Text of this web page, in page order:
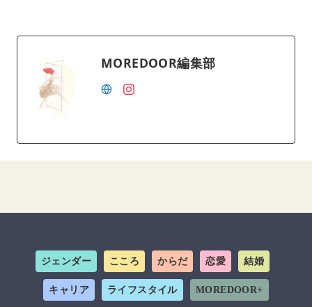
MOREDOOR編集部
ジェンダー こころ からだ 恋愛 結婚
キャリア ライフスタイル MOREDOOR+